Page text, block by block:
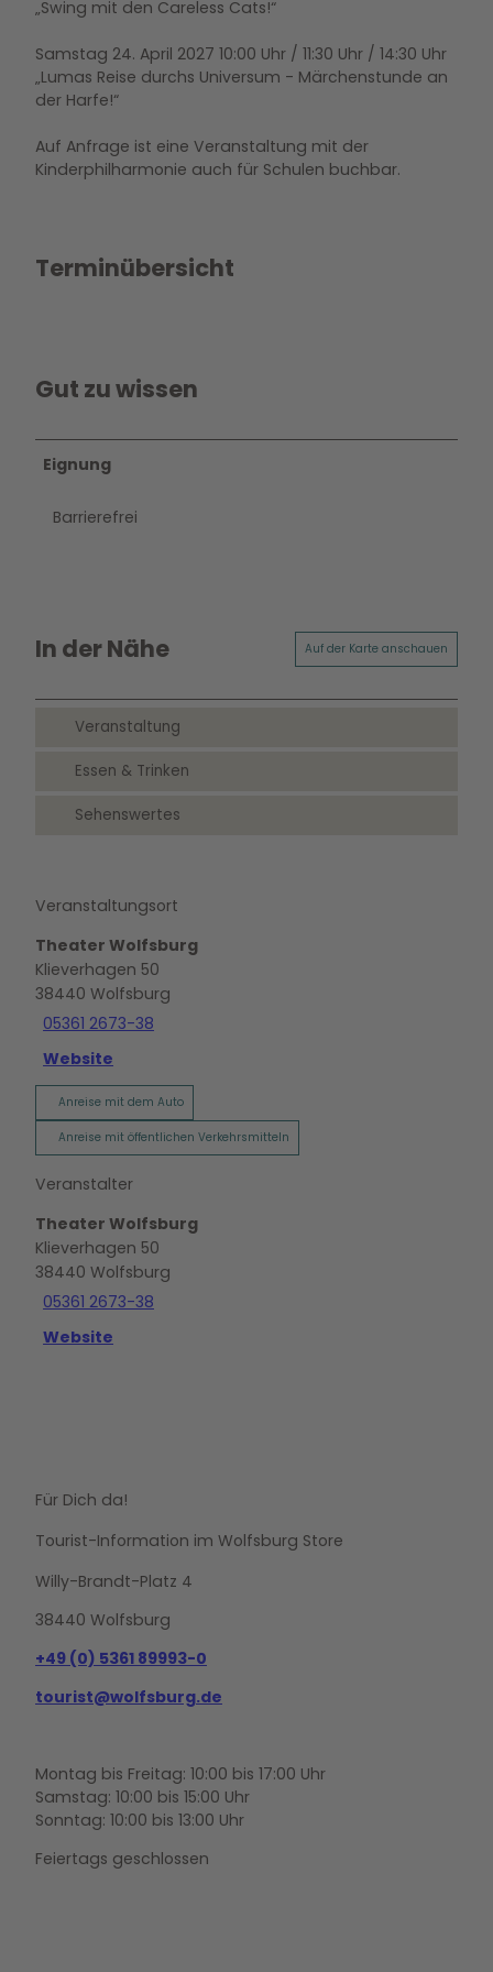
„Swing mit den Careless Cats!“
Samstag 24. April 2027 10:00 Uhr / 11:30 Uhr / 14:30 Uhr
„Lumas Reise durchs Universum - Märchenstunde an
der Harfe!“
Auf Anfrage ist eine Veranstaltung mit der
Kinderphilharmonie auch für Schulen buchbar.
Terminübersicht
Gut zu wissen
Eignung
Barrierefrei
In der Nähe Auf der Karte anschauen
Veranstaltung
Essen & Trinken
Sehenswertes
Veranstaltungsort
Theater Wolfsburg
Klieverhagen 50
38440 Wolfsburg
05361 2673-38
Website
Anreise mit dem Auto
Anreise mit öffentlichen Verkehrsmitteln
Veranstalter
Theater Wolfsburg
Klieverhagen 50
38440 Wolfsburg
05361 2673-38
Website
Für Dich da!
Tourist-Information im Wolfsburg Store
Willy-Brandt-Platz 4
38440 Wolfsburg
+49 (0) 5361 89993-0
tourist@wolfsburg.de
Montag bis Freitag: 10:00 bis 17:00 Uhr
Samstag: 10:00 bis 15:00 Uhr
Sonntag: 10:00 bis 13:00 Uhr
Feiertags geschlossen